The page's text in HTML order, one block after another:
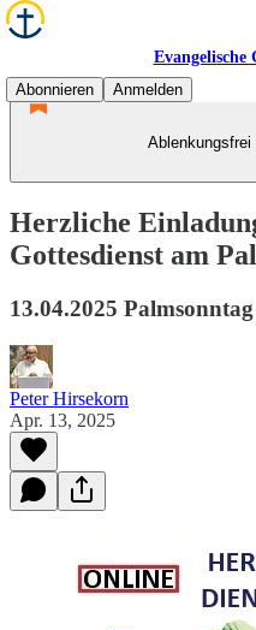
Evangelische
Abonnieren
Anmelden
Herzliche
Gottesdienst am
13.04.2025 Palmsonntag
Peter Hirsekorn
Apr. 13, 2025